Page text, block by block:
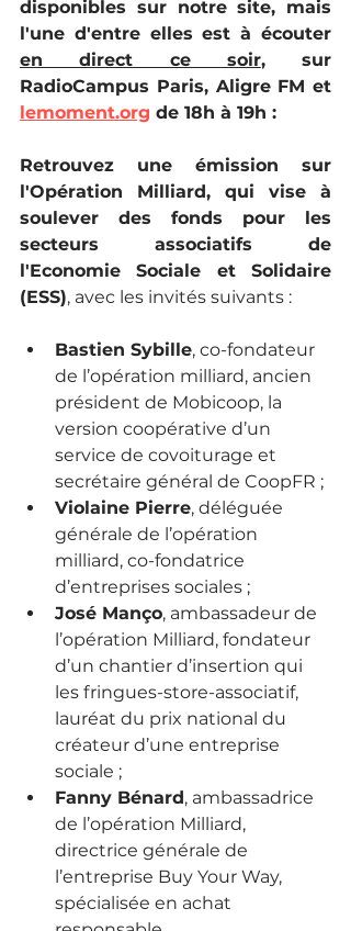
disponibles sur notre site, mais
en direct ce soir, sur
lemoment.org de 18h à 19h :
Retrouvez une émission sur
l'Opération Milliard, qui vise à
soulever des fonds pour les
secteurs associatifs de
l'Economie Sociale et Solidaire
(ESS), avec les invités suivants :
Bastien Sybille, co-fondateur
de l’opération milliard, ancien
président de Mobicoop, la
version coopérative d’un
service de covoiturage et
secrétaire général de CoopFR ;
Violaine Pierre, déléguée
générale de l’opération
milliard, co-fondatrice
d’entreprises sociales ;
José Manço, ambassadeur de
l’opération Milliard, fondateur
d’un chantier d’insertion qui
les fringues-store-associatif,
lauréat du prix national du
créateur d’une entreprise
sociale ;
Fanny Bénard, ambassadrice
de l’opération Milliard,
directrice générale de
l’entreprise Buy Your Way,
spécialisée en achat